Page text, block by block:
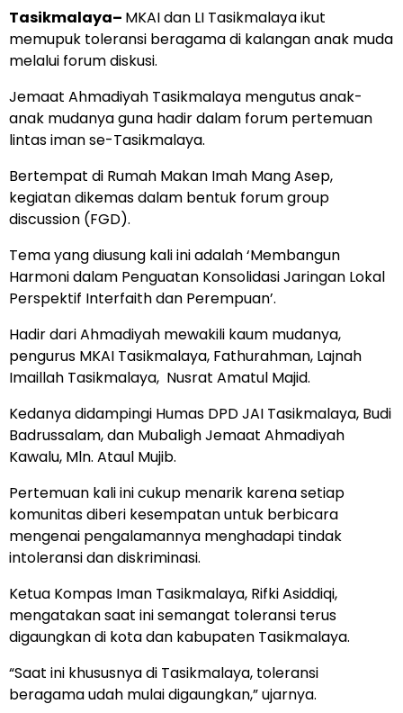
Tasikmalaya– MKAI dan LI Tasikmalaya ikut
memupuk toleransi beragama di kalangan anak muda
melalui forum diskusi.
Jemaat Ahmadiyah Tasikmalaya mengutus anak-
anak mudanya guna hadir dalam forum pertemuan
lintas iman se-Tasikmalaya.
Bertempat di Rumah Makan Imah Mang Asep,
kegiatan dikemas dalam bentuk forum group
discussion (FGD).
Tema yang diusung kali ini adalah ‘Membangun
Harmoni dalam Penguatan Konsolidasi Jaringan Lokal
Perspektif Interfaith dan Perempuan’.
Hadir dari Ahmadiyah mewakili kaum mudanya,
pengurus MKAI Tasikmalaya, Fathurahman, Lajnah
Imaillah Tasikmalaya, Nusrat Amatul Majid.
Kedanya didampingi Humas DPD JAI Tasikmalaya, Budi
Badrussalam, dan Mubaligh Jemaat Ahmadiyah
Kawalu, Mln. Ataul Mujib.
Pertemuan kali ini cukup menarik karena setiap
komunitas diberi kesempatan untuk berbicara
mengenai pengalamannya menghadapi tindak
intoleransi dan diskriminasi.
Ketua Kompas Iman Tasikmalaya, Rifki Asiddiqi,
mengatakan saat ini semangat toleransi terus
digaungkan di kota dan kabupaten Tasikmalaya.
“Saat ini khususnya di Tasikmalaya, toleransi
beragama udah mulai digaungkan,” ujarnya.